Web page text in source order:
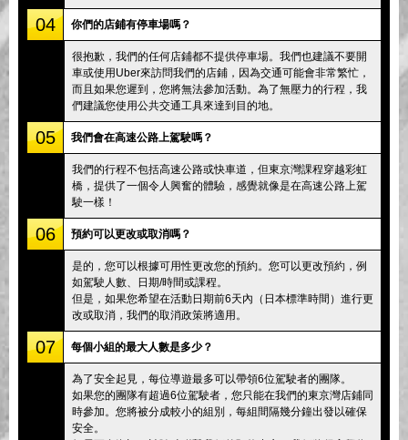
04 你們的店鋪有停車場嗎？
很抱歉，我們的任何店鋪都不提供停車場。我們也建議不要開
車或使用Uber來訪問我們的店鋪，因為交通可能會非常繁忙，
而且如果您遲到，您將無法參加活動。為了無壓力的行程，我
們建議您使用公共交通工具來達到目的地。
05 我們會在高速公路上駕駛嗎？
我們的行程不包括高速公路或快車道，但東京灣課程穿越彩虹
橋，提供了一個令人興奮的體驗，感覺就像是在高速公路上駕
駛一樣！
06 預約可以更改或取消嗎？
是的，您可以根據可用性更改您的預約。您可以更改預約，例
如駕駛人數、日期/時間或課程。
但是，如果您希望在活動日期前6天內（日本標準時間）進行更
改或取消，我們的取消政策將適用。
07 每個小組的最大人數是多少？
為了安全起見，每位導遊最多可以帶領6位駕駛者的團隊。
如果您的團隊有超過6位駕駛者，您只能在我們的東京灣店鋪同
時參加。您將被分成較小的組別，每組間隔幾分鐘出發以確保
安全。